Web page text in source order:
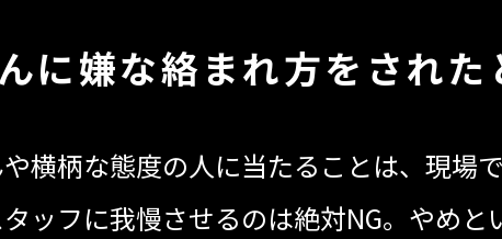
に嫌な絡まれ方をされた
横柄な態度の人に当たることは、現場
ッフに我慢させるのは絶対NG。やめ